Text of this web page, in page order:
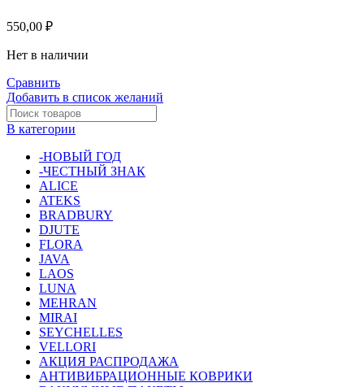
550,00 ₽
Нет в наличии
Сравнить
Добавить в список желаний
В категории
-НОВЫЙ ГОД
-ЧЕСТНЫЙ ЗНАК
ALICE
ATEKS
BRADBURY
DJUTE
FLORA
JAVA
LAOS
LUNA
MEHRAN
MIRAI
SEYCHELLES
VELLORI
АКЦИЯ РАСПРОДАЖА
АНТИВИБРАЦИОННЫЕ КОВРИКИ